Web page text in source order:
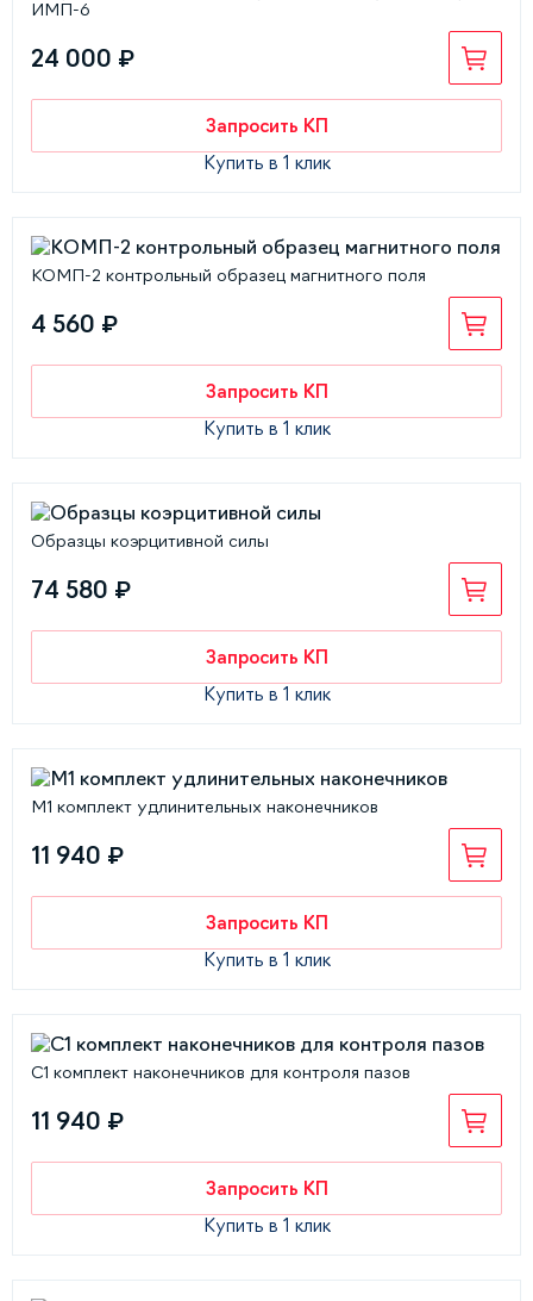
ИМП-6
24 000 ₽
Запросить КП
Купить в 1 клик
КОМП-2 контрольный образец магнитного поля
4 560 ₽
Запросить КП
Купить в 1 клик
Образцы коэрцитивной силы
74 580 ₽
Запросить КП
Купить в 1 клик
М1 комплект удлинительных наконечников
11 940 ₽
Запросить КП
Купить в 1 клик
С1 комплект наконечников для контроля пазов
11 940 ₽
Запросить КП
Купить в 1 клик